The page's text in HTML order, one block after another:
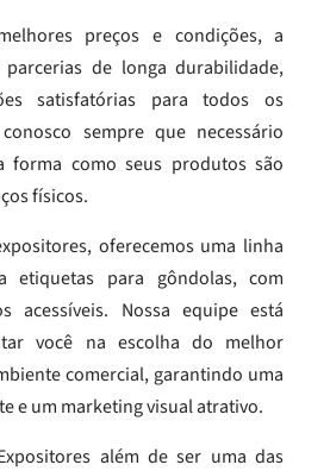
preços e condições, a
de longa durabilidade,
satisfatórias para todos os
sempre que necessário
forma como seus produtos são
físicos.
oferecemos uma linha
etiquetas para gôndolas, com
acessíveis. Nossa equipe está
você na escolha do melhor
comercial, garantindo uma
e um marketing visual atrativo.
além de ser uma das